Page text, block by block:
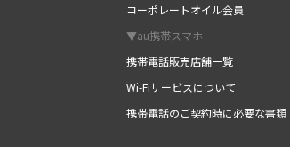
コーポレートオイル会員
▼au携帯スマホ
携帯電話販売店舗一覧
Wi-Fiサービスについて
携帯電話のご契約時に必要な書類